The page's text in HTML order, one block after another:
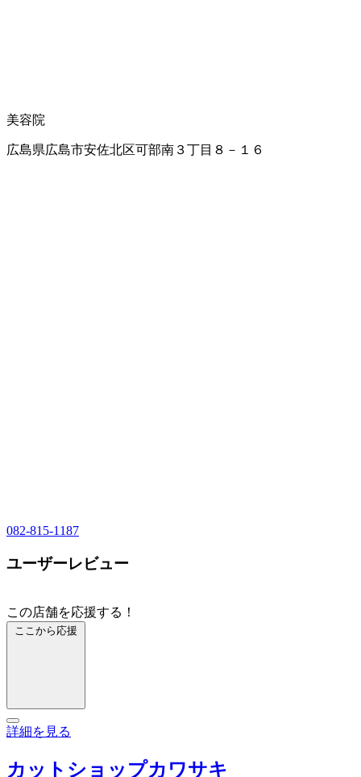
美容院
広島県広島市安佐北区可部南３丁目８－１６
082-815-1187
ユーザーレビュー
この店舗を応援する！
ここから応援
詳細を見る
カットショップカワサキ